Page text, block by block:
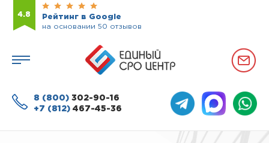
4.8
Рейтинг в Google
на основании 50 отзывов
8 (800) 302-90-16
+7 (812) 467-45-36